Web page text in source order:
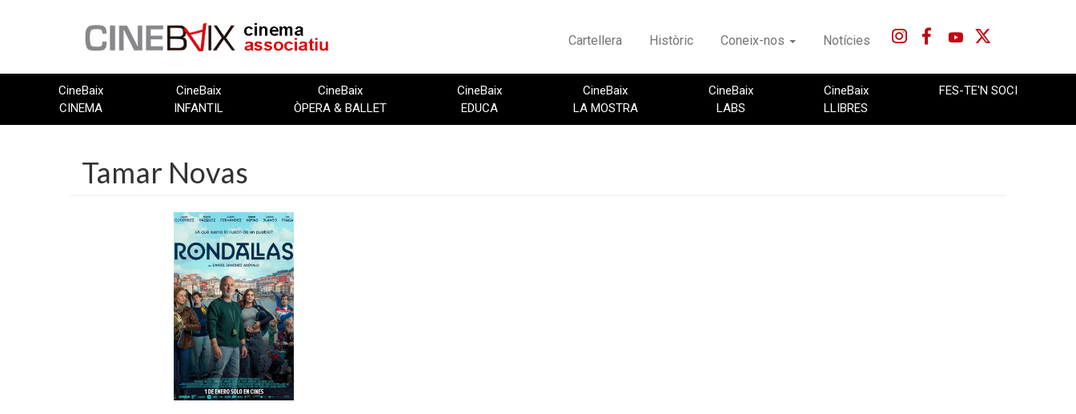
Cartellera Històric Coneix-nos Notícies
CineBaix
CINEMA
CineBaix
INFANTIL
CineBaix
ÒPERA & BALLET
CineBaix
EDUCA
CineBaix
LA MOSTRA
CineBaix
LABS
CineBaix
LLIBRES
FES-TE'N SOCI
Tamar Novas